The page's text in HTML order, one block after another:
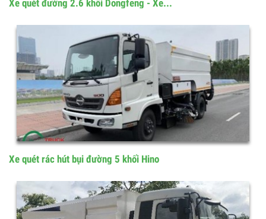
Xe quét đường 2.6 khối Dongfeng - Xe...